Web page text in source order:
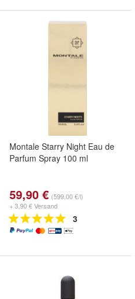
Montale Starry Night Eau de
Parfum Spray 100 ml
59,90 € (599,00 €/l)
+ 3,90 € Versand
3